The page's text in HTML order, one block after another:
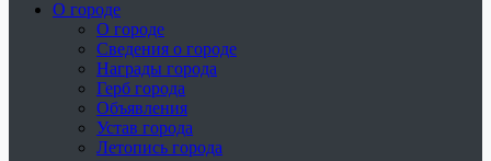
О городе
О городе
Сведения о городе
Награды города
Герб города
Объявления
Устав города
Летопись города